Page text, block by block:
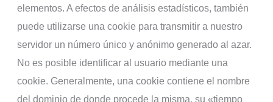
elementos. A efectos de análisis estadísticos, también
puede utilizarse una cookie para transmitir a nuestro
servidor un número único y anónimo generado al azar.
No es posible identificar al usuario mediante una
cookie. Generalmente, una cookie contiene el nombre
del dominio de donde procede la misma, su «tiempo